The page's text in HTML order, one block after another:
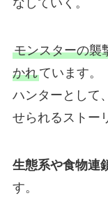
なしていく。
モンスターの襲
かれています。
ハンターとして
せられるストー
生態系や食物連
す。